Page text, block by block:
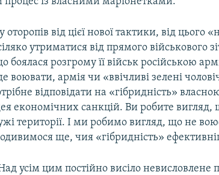
оторопів від цієї нової тактики, від цього
утриматися від прямого військового
боялася розгрому її військ російською
воювати, армія чи «ввічливі зелені
відповідати на «гібридність»
економічних санкцій. Ви робите вигляд,
території. І ми робимо вигляд, що не
ще, чия «гібридність»
усім цим постійно висіло невисловлене